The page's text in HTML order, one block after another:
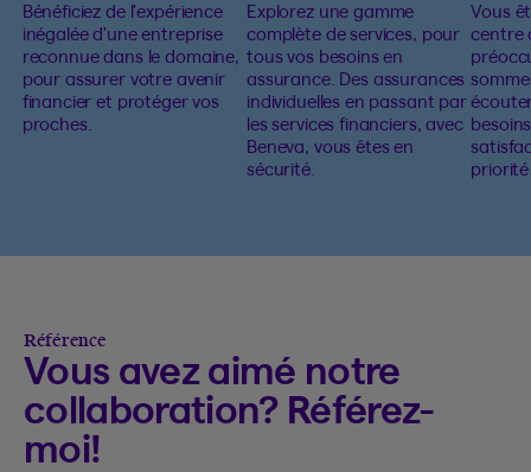
Bénéficiez de l'expérience
inégalée d'une entreprise
reconnue dans le domaine,
pour assurer votre avenir
financier et protéger vos
proches.
Explorez une gamme
complète de services, pour
tous vos besoins en
assurance. Des assurances
individuelles en passant par
les services financiers, avec
Beneva, vous êtes en
sécurité.
Vous
centre
Référence
Vous avez aimé notre
collaboration? Référez-
moi!